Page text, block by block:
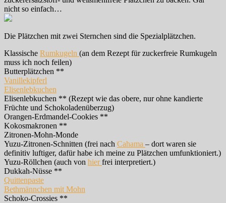
nicht so einfach…
Die Plätzchen mit zwei Sternchen sind die Spezialplätzchen.
Klassische Rumkugeln (an dem Rezept für zuckerfreie Rumkugeln
muss ich noch feilen)
Butterplätzchen **
Vanillekipferl
Elisenlebkuchen
Elisenlebkuchen ** (Rezept wie das obere, nur ohne kandierte
Früchte und Schokoladenüberzug)
Orangen-Erdmandel-Cookies **
Kokosmakronen **
Zitronen-Mohn-Monde
Yuzu-Zitronen-Schnitten (frei nach Cahama – dort waren sie
definitiv luftiger, dafür habe ich meine zu Plätzchen umfunktioniert.)
Yuzu-Röllchen (auch von hierfrei interpretiert.)
Dukkah-Nüsse **
Quittenpaste
Bethmännchen mit Mohn
Schoko-Crossies **